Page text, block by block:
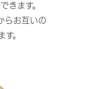
きます。
らお互いの
。